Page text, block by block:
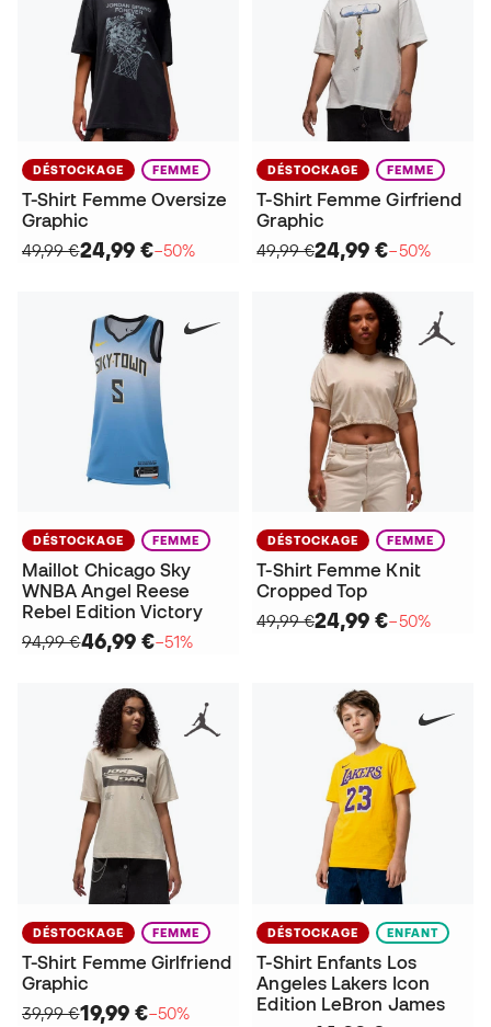
DÉSTOCKAGE FEMME
T-Shirt Femme Oversize
Graphic
49,99 €24,99 €−50%
DÉSTOCKAGE FEMME
T-Shirt Femme Girfriend
Graphic
49,99 €24,99 €−50%
DÉSTOCKAGE FEMME
Maillot Chicago Sky
WNBA Angel Reese
Rebel Edition Victory
94,99 €46,99 €−51%
DÉSTOCKAGE FEMME
T-Shirt Femme Knit
Cropped Top
49,99 €24,99 €−50%
DÉSTOCKAGE FEMME
T-Shirt Femme Girlfriend
Graphic
39,99 €19,99 €−50%
DÉSTOCKAGE ENFANT
T-Shirt Enfants Los
Angeles Lakers Icon
Edition LeBron James